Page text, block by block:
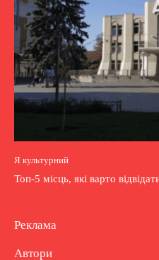
Я культурний
Топ-5 місць, які варто
Реклама
Автори